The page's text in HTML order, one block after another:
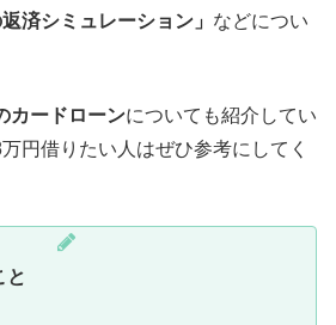
済シミュレーション」 などについ
カードローンについても紹介してい
円借りたい人はぜひ参考にしてく
と